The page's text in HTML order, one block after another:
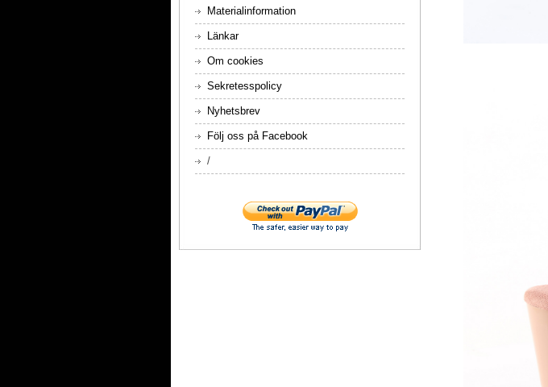
Materialinformation
Länkar
Om cookies
Sekretesspolicy
Nyhetsbrev
Följ oss på Facebook
/